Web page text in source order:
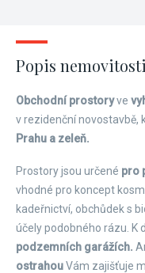
Popis nemovitosti
Obchodní prostoryve
v rezidenční novostavbě,
Prahu a zeleň.
Prostory jsou určené pro
vhodné pro koncept
kadeřnictví, obchůdek s
účely podobného rázu. K
podzemních garážích.
ostrahouVám zajišťuje